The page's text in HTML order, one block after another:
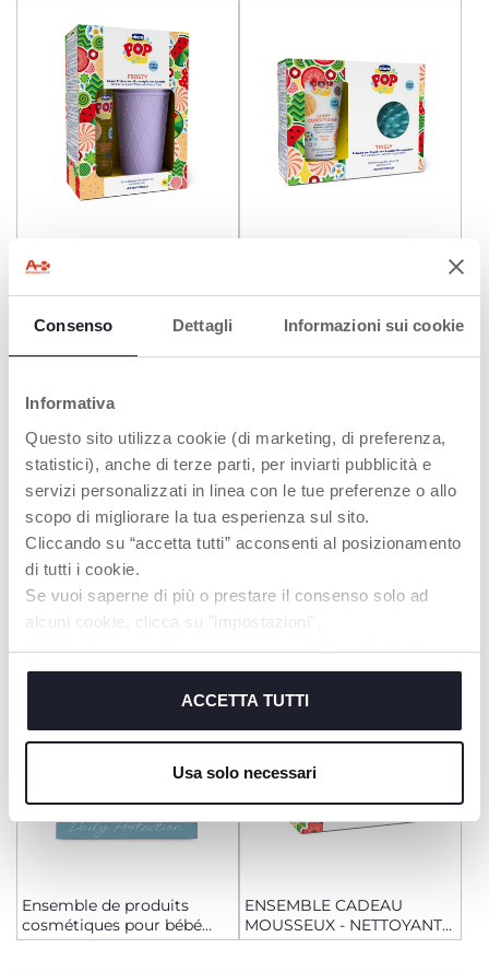
Consenso Dettagli Informazioni sui cookie
Informativa
Questo sito utilizza cookie (di marketing, di preferenza,
statistici), anche di terze parti, per inviarti pubblicità e
servizi personalizzati in linea con le tue preferenze o allo
scopo di migliorare la tua esperienza sul sito.
Cliccando su “accetta tutti” acconsenti al posizionamento
di tutti i cookie.
Se vuoi saperne di più o prestare il consenso solo ad
alcuni cookie, clicca su "impostazioni".
Chiudendo questo banner acconsenti all’uso dei soli
cookie tecnici, indispensabili per fruire del servizio
ACCETTA TUTTI
Usa solo necessari
BRUME DE RÊVE 150ML
AVEC TROUSSE À
CRAYONS
SHAMPOOING BRILLANT
150ML AVEC BROSSE
MASSANTE
Ensemble cadeau change
de couches Sensation
Naturelle
6EN1
Ensemble de produits
cosmétiques pour bébé
Natural Sensation -
ENSEMBLE CADEAU
MOUSSEUX - NETTOYANT
VISAGE 150ML AVEC